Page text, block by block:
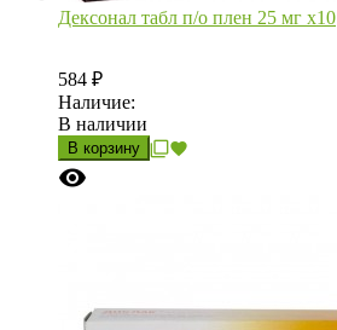
Дексонал табл п/о плен 25 мг х10
584 ₽
Наличие:
В наличии
В корзину